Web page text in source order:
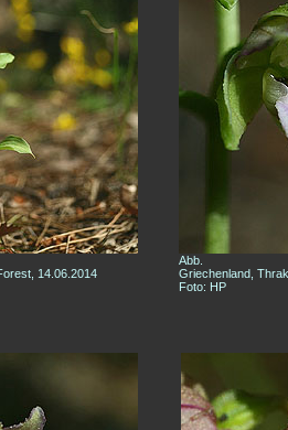
14.06.2014
Abb.
Griechenland,
Foto: HP